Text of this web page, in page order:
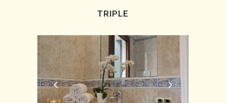
TRIPLE